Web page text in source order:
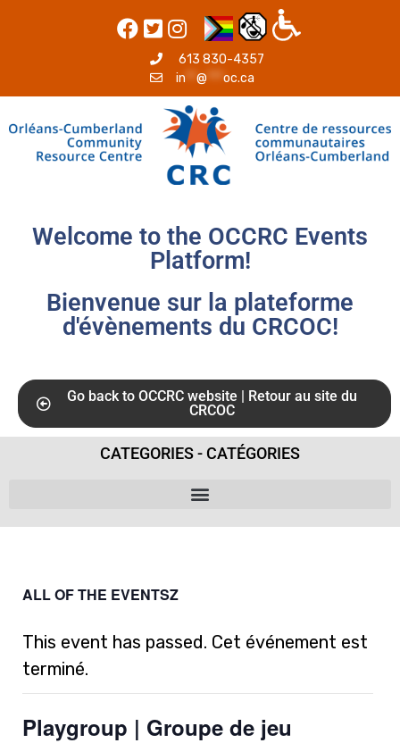
613 830-4357
in ** @***oc.ca
Welcome to the OCCRC Events
Platform!
Bienvenue sur la plateforme
d'évènements du CRCOC!
Go back to OCCRC website | Retour au site du
CRCOC
CATEGORIES - CATÉGORIES
ALL OF THE EVENTSZ
This event has passed. Cet événement est
terminé.
Playgroup | Groupe de jeu